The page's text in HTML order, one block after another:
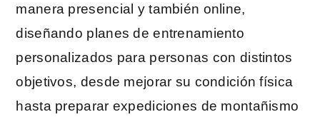
manera presencial y también online,
diseñando planes de entrenamiento
personalizados para personas con distintos
objetivos, desde mejorar su condición física
hasta preparar expediciones de montañismo